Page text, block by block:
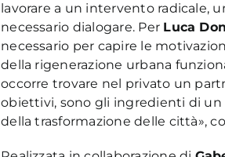
lavorare a un intervento radicale,
necessario dialogare. Per Luca
necessario per capire le
della rigenerazione urbana
occorre trovare nel privato un
obiettivi, sono gli ingredienti di
della trasformazione delle città»,